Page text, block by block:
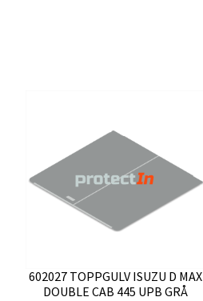
602027 TOPPGULV ISUZU D MAX
DOUBLE CAB 445 UPB GRÅ